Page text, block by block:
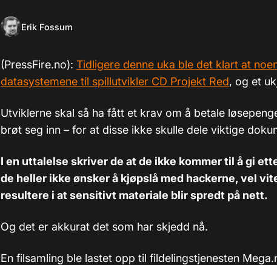
Erik Fossum
(PressFire.no): Tidligere denne uka ble det klart at
datasystemene til spillutvikler CD Projekt Red, og et
Utviklerne skal så ha fått et krav om å betale
brøt seg inn – for at disse ikke skulle dele viktige
I en uttalelse skriver de at de ikke kommer til å gi
de heller ikke ønsker å kjøpslå med hackerne, vel
resultere i at sensitivt materiale blir spredt på nett.
Og det er akkurat det som har skjedd nå.
En filsamling ble lastet opp til fildelingstjenesten